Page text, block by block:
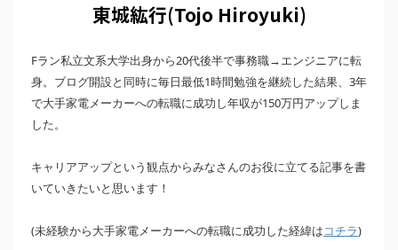
東城紘行(Tojo Hiroyuki)
Fラン私立文系大学出身から20代後半で事務職→エンジニアに転
身。ブログ開設と同時に毎日最低1時間勉強を継続した結果、3年
で大手家電メーカーへの転職に成功し年収が150万円アップしま
した。
キャリアアップという観点からみなさんのお役に立てる記事を書
いていきたいと思います！
(未経験から大手家電メーカーへの転職に成功した経緯はコチラ)